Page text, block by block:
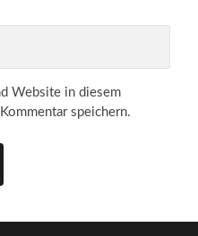
Website in diesem
speichern.